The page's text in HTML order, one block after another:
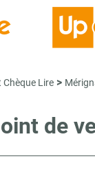
Chèque Lire >
de